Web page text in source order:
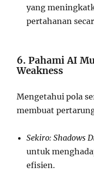
yang
pertahanan
6. Pahami AI
Weakness
Mengetahui pola
membuat
Sekiro: Shadows
untuk
efisien.